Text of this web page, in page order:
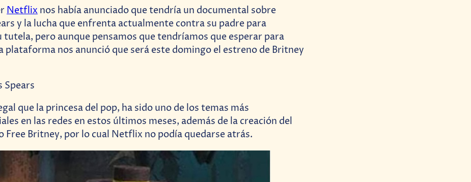
Netflix nos había anunciado que tendría un documental sobre
y la lucha que enfrenta actualmente contra su padre para
pero aunque pensamos que tendríamos que esperar para
plataforma nos anunció que será este domingo el estreno de Britney
que la princesa del pop, ha sido uno de los temas más
en las redes en estos últimos meses, además de la creación del
Free Britney, por lo cual Netflix no podía quedarse atrás.